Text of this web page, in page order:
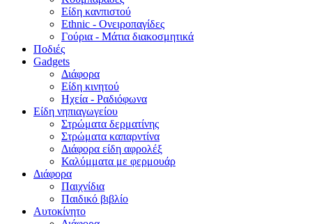
Είδη κανπιστού
Ethnic - Ονειροπαγίδες
Γούρια - Μάτια διακοσμητικά
Ποδιές
Gadgets
Διάφορα
Είδη κινητού
Ηχεία - Ραδιόφωνα
Είδη νηπιαγωγείου
Στρώματα δερματίνης
Στρώματα καπαρντίνα
Διάφορα είδη αφρολέξ
Καλύμματα με φερμουάρ
Διάφορα
Παιχνίδια
Παιδικό βιβλίο
Αυτοκίνητο